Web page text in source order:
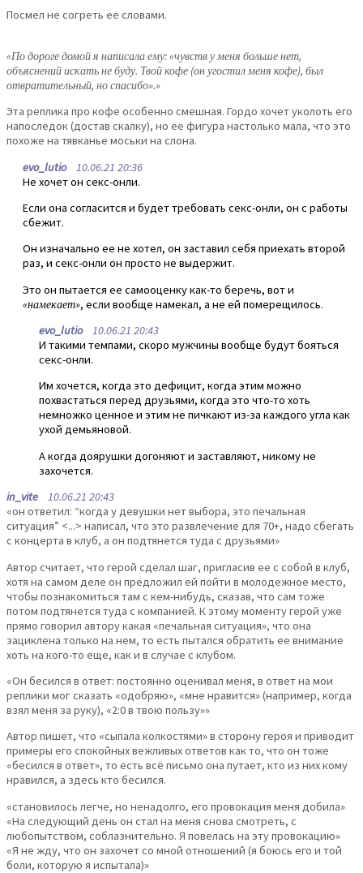
Посмел не согреть ее словами.
«По дороге домой я написала ему: «чувств у меня больше нет,
объяснений искать не буду. Твой кофе (он угостил меня кофе), был
отвратительный, но спасибо».»
Эта реплика про кофе особенно смешная. Гордо хочет уколоть его
напоследок (достав скалку), но ее фигура настолько мала, что это
похоже на тявканье моськи на слона.
evo_lutio10.06.21 20:36
Не хочет он секс-онли.
Если она согласится и будет требовать секс-онли, он с работы
сбежит.
Он изначально ее не хотел, он заставил себя приехать второй
раз, и секс-онли он просто не выдержит.
Это он пытается ее самооценку как-то беречь, вот и
«намекает», если вообще намекал, а не ей померещилось.
evo_lutio10.06.21 20:43
И такими темпами, скоро мужчины вообще будут бояться
секс-онли.
Им хочется, когда это дефицит, когда этим можно
похвастаться перед друзьями, когда это что-то хоть
немножко ценное и этим не пичкают из-за каждого угла как
ухой демьяновой.
А когда доярушки догоняют и заставляют, никому не
захочется.
in_vite 10.06.21 20:43
«он ответил: “когда у девушки нет выбора, это печальная
ситуация” <...> написал, что это развлечение для 70+, надо сбегать
с концерта в клуб, а он подтянется туда с друзьями»
Автор считает, что герой сделал шаг, пригласив ее с собой в клуб,
хотя на самом деле он предложил ей пойти в молодежное место,
чтобы познакомиться там с кем-нибудь, сказав, что сам тоже
потом подтянется туда с компанией. К этому моменту герой уже
прямо говорил автору какая «печальная ситуация», что она
зациклена только на нем, то есть пытался обратить ее внимание
хоть на кого-то еще, как и в случае с клубом.
«Он бесился в ответ: постоянно оценивал меня, в ответ на мои
реплики мог сказать «одобряю», «мне нравится» (например, когда
взял меня за руку), «2:0 в твою пользу»»
Автор пишет, что «сыпала колкостями» в сторону героя и приводит
примеры его спокойных вежливых ответов как то, что он тоже
«бесился в ответ», то есть всё письмо она путает, кто из них кому
нравился, а здесь кто бесился.
«становилось легче, но ненадолго, его провокация меня добила»
«На следующий день он стал на меня снова смотреть, с
любопытством, соблазнительно. Я повелась на эту провокацию»
«Я не жду, что он захочет со мной отношений (я боюсь его и той
боли, которую я испытала)»